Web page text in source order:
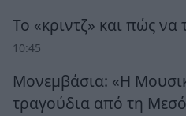
Το «κριντζ» και πώς
10:45
Μονεμβάσια: «Η
τραγούδια από τη